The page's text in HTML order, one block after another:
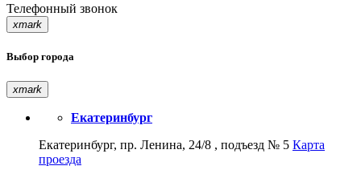
Телефонный звонок
xmark
Выбор города
xmark
Екатеринбург
Екатеринбург, пр. Ленина, 24/8 , подъезд № 5 Карта
проезда